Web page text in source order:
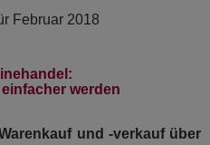
Februar 2018
werden
und -verkauf über